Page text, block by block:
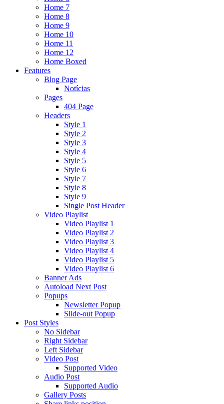
Home 7
Home 8
Home 9
Home 10
Home 11
Home 12
Home Boxed
Features
Blog Page
Notícias
Pages
404 Page
Headers
Style 1
Style 2
Style 3
Style 4
Style 5
Style 6
Style 7
Style 8
Style 9
Single Post Header
Video Playlist
Video Playlist 1
Video Playlist 2
Video Playlist 3
Video Playlist 4
Video Playlist 5
Video Playlist 6
Banner Ads
Autoload Next Post
Popups
Newsletter Popup
Slide-out Popup
Post Styles
No Sidebar
Right Sidebar
Left Sidebar
Video Post
Supported Video
Audio Post
Supported Audio
Gallery Posts